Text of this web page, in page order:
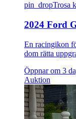
pin_dropTrosa
2024 Ford
En racingikon
dom rätta
Öppnar om 3
Auktion